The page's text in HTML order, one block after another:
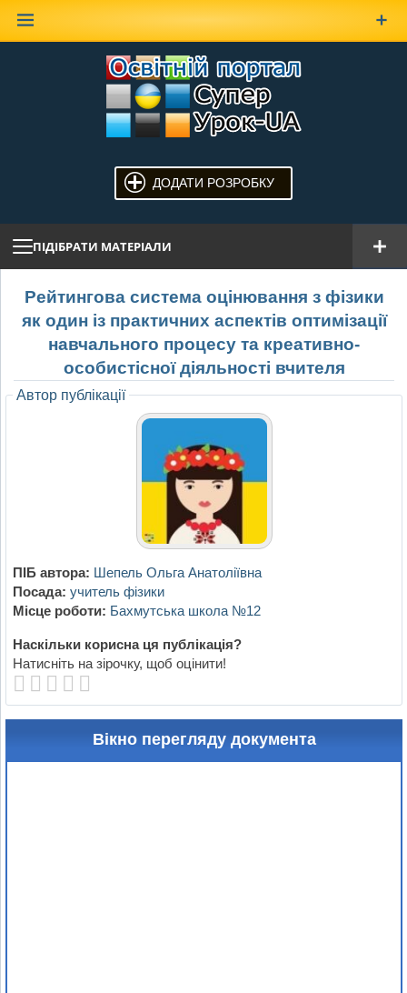
ДОДАТИ РОЗРОБКУ
ПІДІБРАТИ МАТЕРІАЛИ
Рейтингова система оцінювання з фізики
як один із практичних аспектів оптимізації
навчального процесу та креативно-
особистісної діяльності вчителя
Автор публікації
ПІБ автора: Шепель Ольга Анатоліївна
Посада: учитель фізики
Місце роботи: Бахмутська школа №12
Наскільки корисна ця публікація?
Натисніть на зірочку, щоб оцінити!
Вікно перегляду документа